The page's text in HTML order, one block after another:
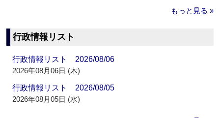
もっと見る »
行政情報リスト
行政情報リスト 2026/08/06
2026年08月06日 (木)
行政情報リスト 2026/08/05
2026年08月05日 (水)